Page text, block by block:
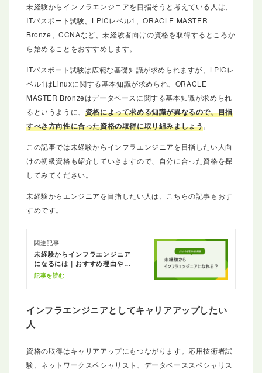
未経験からインフラエンジニアを目指そうと考えている人は、
ITパスポート試験、LPICレベル1、ORACLE MASTER
Bronze、CCNAなど、未経験者向けの資格を取得するところか
ら始めることをおすすめします。
ITパスポート試験は広範な基礎知識が求められますが、LPICレ
ベル1はLinuxに関する基本知識が求められ、ORACLE
MASTER Bronzeはデータベースに関する基本知識が求められ
るというように、 資格によって求める知識が異なるので、目指
すべき方向性に合った資格の取得に取り組みましょう。
この記事では未経験からインフラエンジニアを目指したい人向
けの初級資格も紹介していきますので、自分に合った資格を探
してみてください。
未経験からエンジニアを目指したい人は、こちらの記事もおす
すめです。
関連記事
未経験からインフラエンジニア
になるには｜おすすめ理由や資
格を解説
記事を読む
インフラエンジニアとしてキャリアアップしたい
人
資格の取得はキャリアアップにもつながります。応用技術者試
験、ネットワークスペシャリスト、データベーススペシャリス